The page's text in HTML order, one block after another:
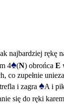
najbardziej rękę
4♠(N) obrońca E
zupełnie
i zagra ♠A i
się do ręki